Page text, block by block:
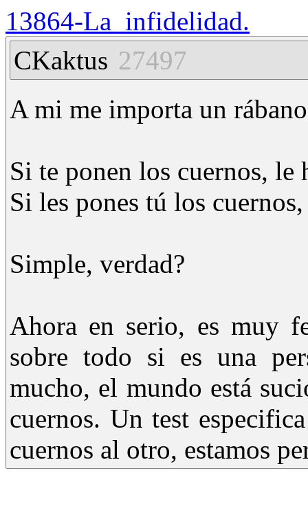
13864-La_infidelidad.
CKaktus 27497
A mi me importa un
Si te ponen los cuernos, le
Si les pones tú los
Simple, verdad?
Ahora en serio, es muy
sobre todo si es una
mucho, el mundo está
cuernos. Un test
cuernos al otro, estamos